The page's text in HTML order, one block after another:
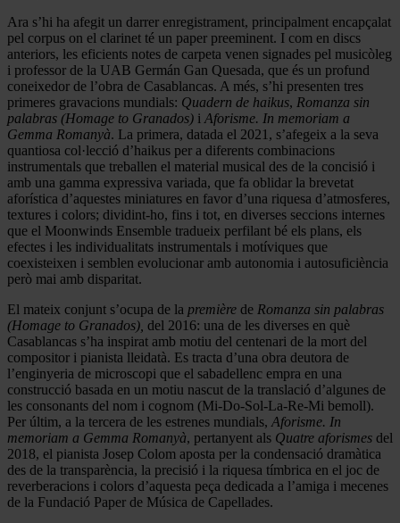
Ara s’hi ha afegit un darrer enregistrament, principalment encapçalat
pel corpus on el clarinet té un paper preeminent. I com en discs
anteriors, les eficients notes de carpeta venen signades pel musicòleg
i professor de la UAB Germán Gan Quesada, que és un profund
coneixedor de l’obra de Casablancas. A més, s’hi presenten tres
primeres gravacions mundials: Quadern de haikus, Romanza sin
palabras (Homage to Granados) i Aforisme. In memoriam a
Gemma Romanyà. La primera, datada el 2021, s’afegeix a la seva
quantiosa col·lecció d’haikus per a diferents combinacions
instrumentals que treballen el material musical des de la concisió i
amb una gamma expressiva variada, que fa oblidar la brevetat
aforística d’aquestes miniatures en favor d’una riquesa d’atmosferes,
textures i colors; dividint-ho, fins i tot, en diverses seccions internes
que el Moonwinds Ensemble tradueix perfilant bé els plans, els
efectes i les individualitats instrumentals i motíviques que
coexisteixen i semblen evolucionar amb autonomia i autosuficiència
però mai amb disparitat.
El mateix conjunt s’ocupa de la première de Romanza sin palabras
(Homage to Granados), del 2016: una de les diverses en què
Casablancas s’ha inspirat amb motiu del centenari de la mort del
compositor i pianista lleidatà. Es tracta d’una obra deutora de
l’enginyeria de microscopi que el sabadellenc empra en una
construcció basada en un motiu nascut de la translació d’algunes de
les consonants del nom i cognom (Mi-Do-Sol-La-Re-Mi bemoll).
Per últim, a la tercera de les estrenes mundials, Aforisme. In
memoriam a Gemma Romanyà, pertanyent als Quatre aforismes del
2018, el pianista Josep Colom aposta per la condensació dramàtica
des de la transparència, la precisió i la riquesa tímbrica en el joc de
reverberacions i colors d’aquesta peça dedicada a l’amiga i mecenes
de la Fundació Paper de Música de Capellades.